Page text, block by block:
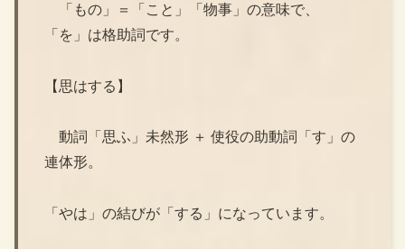
「もの」＝「こと」「物事」の意味で、
「を」は格助詞です。
【思はする】
動詞「思ふ」未然形 ＋ 使役の助動詞「す」の
連体形。
「やは」の結びが「する」になっています。